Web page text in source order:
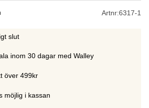
Artnr:6317-1
slut
inom 30 dagar med Walley
över 499kr
möjlig i kassan